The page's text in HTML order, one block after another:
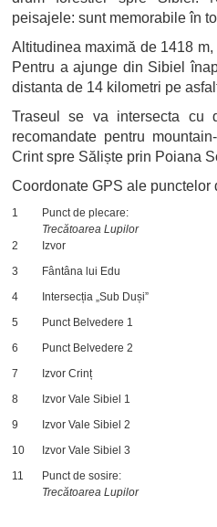
peisajele: sunt memorabile în
Altitudinea maximă de 1418
Pentru a ajunge din Sibiel
distanta de 14 kilometri pe
Traseul se va intersecta cu
recomandate pentru
Crint spre Săliște prin Poiana
Coordonate GPS ale punctelor
1
Punct de plecare:
Trecătoarea Lupilor
2
Izvor
3
Fântâna lui Edu
4
Intersecția „Sub Duși”
5
Punct Belvedere 1
6
Punct Belvedere 2
7
Izvor Crinț
8
Izvor Vale Sibiel 1
9
Izvor Vale Sibiel 2
10
Izvor Vale Sibiel 3
11
Punct de sosire:
Trecătoarea Lupilor